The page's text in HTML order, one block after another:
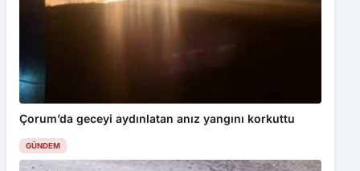
Çorum’da geceyi aydınlatan anız yangını korkuttu
GÜNDEM